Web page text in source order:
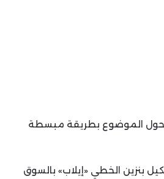
حول الموضوع بطريقة مبسطة
بنزين الخطي «إيلاب» بالسوق